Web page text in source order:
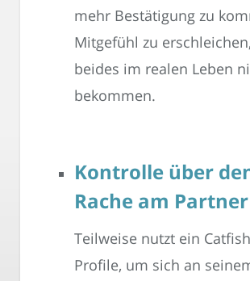
mehr Bestätigung zu
Mitgefühl zu
beides im realen Leben
bekommen.
Kontrolle über
Rache am Partner
Teilweise nutzt ein
Profile, um sich an